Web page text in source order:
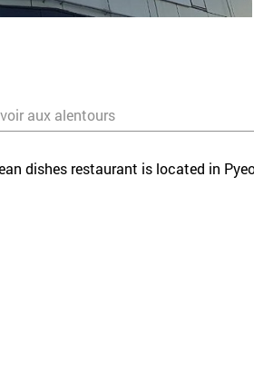
aux alentours
dishes restaurant is located in